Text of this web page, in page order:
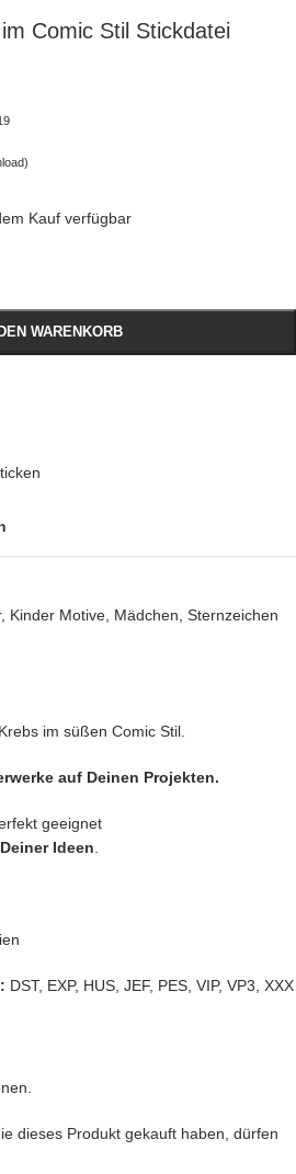
Comic Stil Stickdatei
Kauf verfügbar
WARENKORB
, Kinder Motive Mädchen Sternzeichen
im süßen Comic Stil.
auf Deinen Projekten.
geeignet
Deiner Ideen
DST, EXP, HUS, JEF, PES, VIP, VP3, XXX
dieses Produkt gekauft haben, dürfen